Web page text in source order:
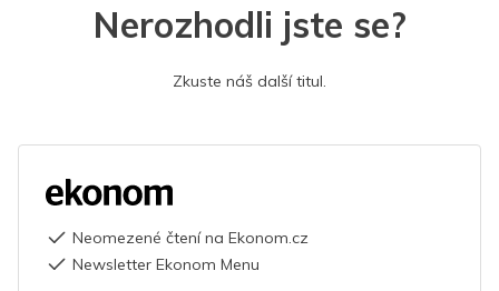
Nerozhodli jste se?
Zkuste náš další titul.
Neomezené čtení na Ekonom.cz
Newsletter Ekonom Menu